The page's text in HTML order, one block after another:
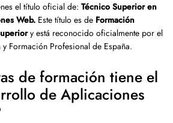
el título oficial de: Técnico Superior en
Web. Este título es de Formación
y está reconocido oficialmente por el
Formación Profesional de España.
de formación tiene el
de Aplicaciones